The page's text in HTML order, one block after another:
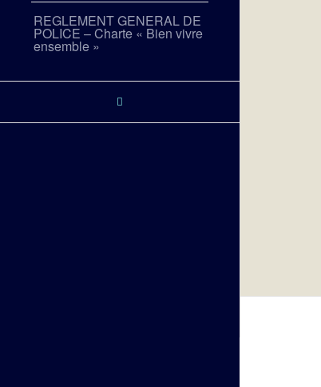
REGLEMENT GENERAL DE
POLICE – Charte « Bien vivre
ensemble »